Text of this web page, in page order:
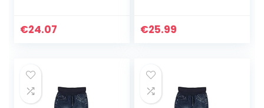
€24.07 €25.99